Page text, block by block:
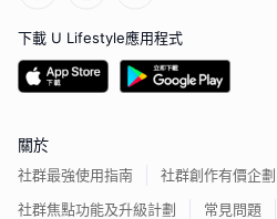
下載 U Lifestyle應用程式
關於
社群最強使用指南
社群創作有價企劃
社群焦點功能及升級計劃
常見問題